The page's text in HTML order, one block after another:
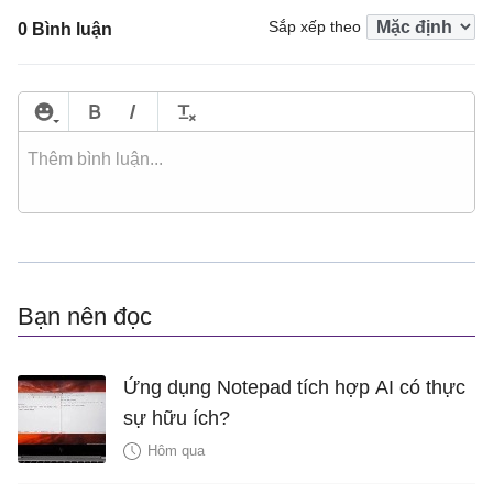
0 Bình luận Sắp xếp theo
Bạn nên đọc
Ứng dụng Notepad tích hợp AI có thực
sự hữu ích?
Hôm qua